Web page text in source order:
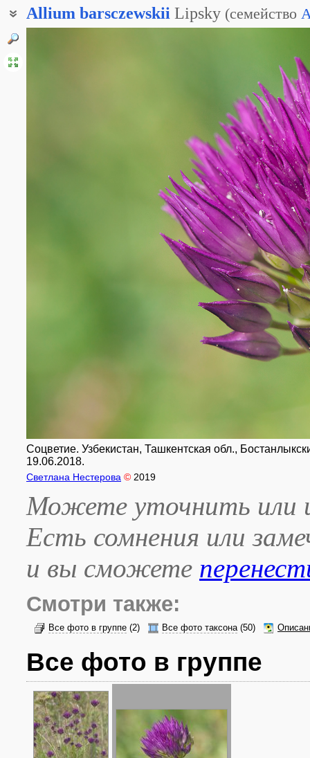
Allium barsczewskii Lipsky (семейство
Соцветие. Узбекистан, Ташкентская обл.,
19.06.2018.
Светлана Нестерова © 2019
Можете уточнить или
Есть сомнения или
и вы сможете
Смотри также:
Все фото в группе (2) Все фото таксона(50)
Все фото в группе